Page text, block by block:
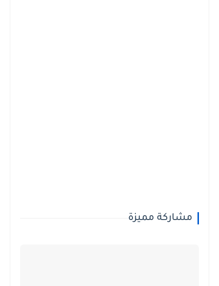
مشاركة مميزة